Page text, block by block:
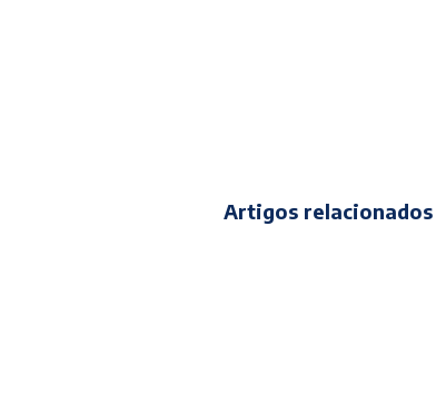
Artigos relacionados